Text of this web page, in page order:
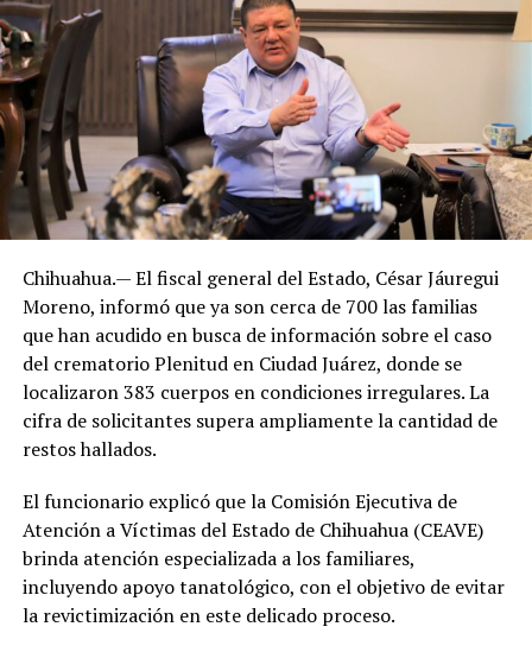
Chihuahua.— El fiscal general del Estado, César Jáuregui
Moreno, informó que ya son cerca de 700 las familias
que han acudido en busca de información sobre el caso
del crematorio Plenitud en Ciudad Juárez, donde se
localizaron 383 cuerpos en condiciones irregulares. La
cifra de solicitantes supera ampliamente la cantidad de
restos hallados.
El funcionario explicó que la Comisión Ejecutiva de
Atención a Víctimas del Estado de Chihuahua (CEAVE)
brinda atención especializada a los familiares,
incluyendo apoyo tanatológico, con el objetivo de evitar
la revictimización en este delicado proceso.